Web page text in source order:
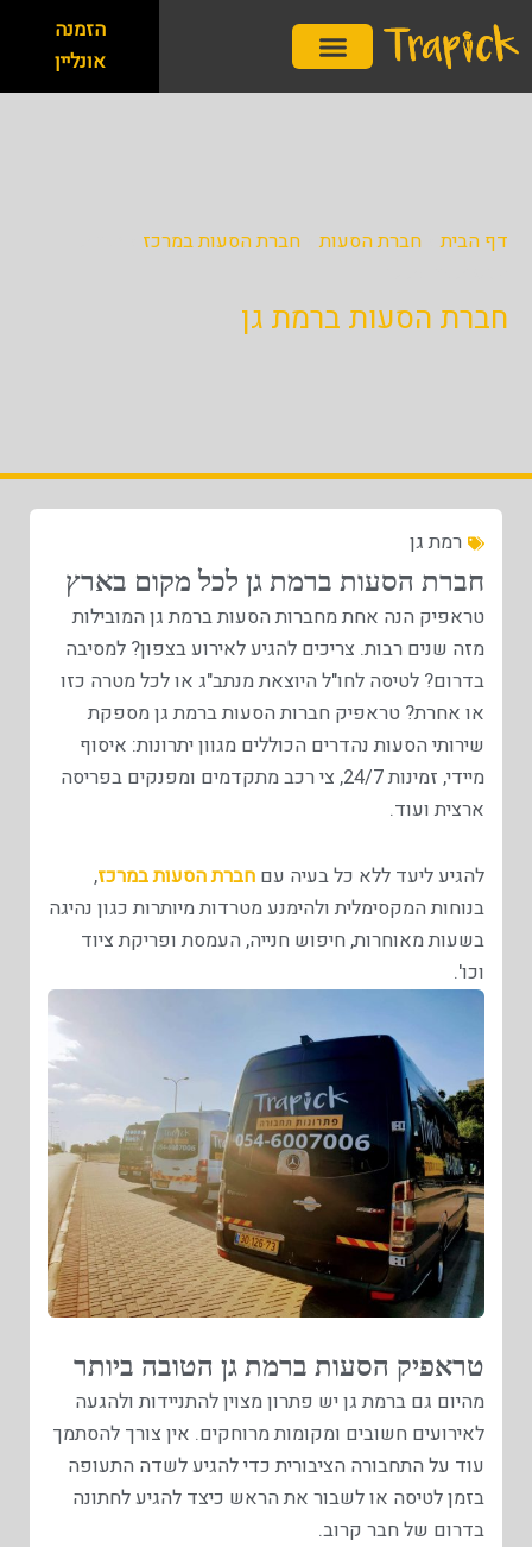
לתוכן
הזמנה
אונליין
דף הבית» חברת הסעות» חברת הסעות במרכז
חברת הסעות ברמת גן
רמת גן
חברת הסעות ברמת גן לכל מקום בארץ
טראפיק הנה אחת מחברות הסעות ברמת גן המובילות
מזה שנים רבות. צריכים להגיע לאירוע בצפון? למסיבה
בדרום? לטיסה לחו"ל היוצאת מנתב"ג או לכל מטרה כזו
או אחרת? טראפיק חברות הסעות ברמת גן מספקת
שירותי הסעות נהדרים הכוללים מגוון יתרונות: איסוף
מיידי, זמינות 24/7, צי רכב מתקדמים ומפנקים בפריסה
ארצית ועוד.
להגיע ליעד ללא כל בעיה עם חברת הסעות במרכז,
בנוחות המקסימלית ולהימנע מטרדות מיותרות כגון נהיגה
בשעות מאוחרות, חיפוש חנייה, העמסת ופריקת ציוד
וכו'.
טראפיק הסעות ברמת גן הטובה ביותר
מהיום גם ברמת גן יש פתרון מצוין להתניידות ולהגעה
לאירועים חשובים ומקומות מרוחקים. אין צורך להסתמך
עוד על התחבורה הציבורית כדי להגיע לשדה התעופה
בזמן לטיסה או לשבור את הראש כיצד להגיע לחתונה
בדרום של חבר קרוב.